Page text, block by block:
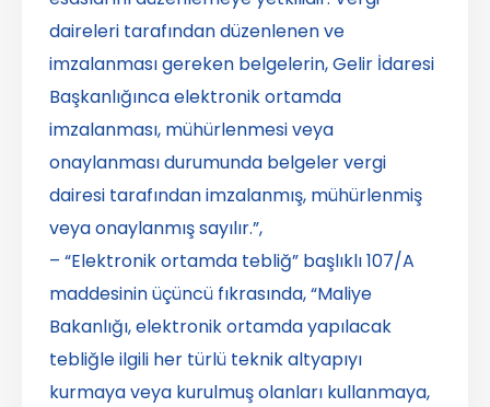
daireleri tarafından düzenlenen ve
imzalanması gereken belgelerin, Gelir İdaresi
Başkanlığınca elektronik ortamda
imzalanması, mühürlenmesi veya
onaylanması durumunda belgeler vergi
dairesi tarafından imzalanmış, mühürlenmiş
veya onaylanmış sayılır.”,
– “Elektronik ortamda tebliğ” başlıklı 107/A
maddesinin üçüncü fıkrasında, “Maliye
Bakanlığı, elektronik ortamda yapılacak
tebliğle ilgili her türlü teknik altyapıyı
kurmaya veya kurulmuş olanları kullanmaya,